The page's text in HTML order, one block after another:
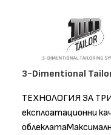
3-Dimentional
ТЕХНОЛОГИЯ ЗА
експлоатационни